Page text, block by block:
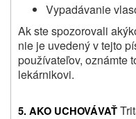
Vypadávanie
Ak ste spozorovali
nie je uvedený v tejto
používateľov, oznámte
lekárnikovi.
5. AKO UCHOVÁVAŤ